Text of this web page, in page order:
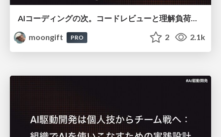
AIコーディングの次。コードレビューと理解負荷を解消して組織の開発生産性を高める
moongift
PRO 2 2.1k